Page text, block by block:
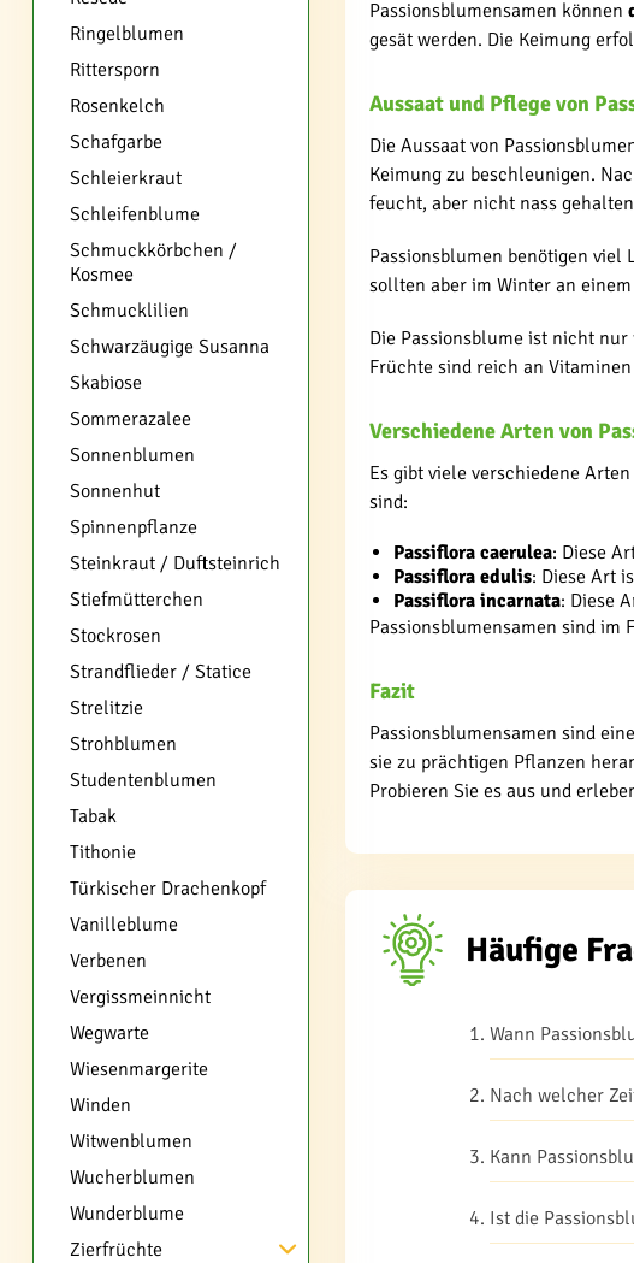
Ringelblumen
Rittersporn
Rosenkelch
Schafgarbe
Schleierkraut
Schleifenblume
Schmuckkörbchen /
Kosmee
Schmucklilien
Schwarzäugige Susanna
Skabiose
Sommerazalee
Sonnenblumen
Sonnenhut
Spinnenpflanze
Steinkraut / Duftsteinrich
Stiefmütterchen
Stockrosen
Strandflieder / Statice
Strelitzie
Strohblumen
Studentenblumen
Tabak
Tithonie
Türkischer Drachenkopf
Vanilleblume
Verbenen
Vergissmeinnicht
Wegwarte
Wiesenmargerite
Winden
Witwenblumen
Wucherblumen
Wunderblume
Zierfrüchte
Passionsblumensamen können
gesät werden. Die Keimung
Aussaat und Pflege von
Die Aussaat von
Keimung zu beschleunigen.
feucht, aber nicht nass
Passionsblumen benötigen
sollten aber im Winter an
Die Passionsblume ist nicht
Früchte sind reich an
Verschiedene Arten von
Es gibt viele verschiedene
sind:
Passiflora caerulea: Diese
Passiflora edulis: Diese Art
Passiflora incarnata: Diese
Passionsblumensamen sind
Fazit
Passionsblumensamen sind
sie zu prächtigen Pflanzen
Probieren Sie es aus und
Häufige
Wann
Nach welcher
Kann
Ist die